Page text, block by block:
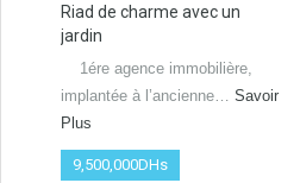
Riad de charme avec un
jardin
1ére agence immobilière,
implantée à l’ancienne… Savoir
Plus
9,500,000DHs